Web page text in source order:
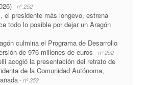
- nº 252
el presidente más longevo, estrena
todo lo posible por dejar un Aragón
culmina el Programa de Desarrollo
de 976 millones de euros - nº 252
acogió la presentación del retrato de
de la Comunidad Autónoma,
- nº 252